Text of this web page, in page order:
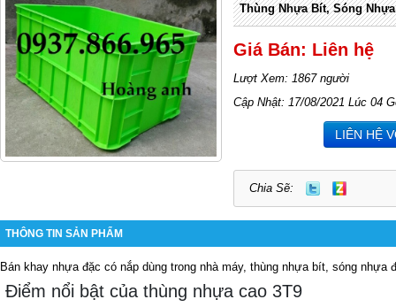
Thùng Nhựa Bít, Sóng
Giá Bán: Liên hệ
Lượt Xem: 1867 người
Cập Nhật: 17/08/2021 Lúc 04
LIÊN HỆ
Chia Sẽ:
THÔNG TIN SẢN PHẨM
Bán khay nhựa đặc có nắp dùng trong nhà máy, thùng nhựa bít, sóng nhựa
Điểm nổi bật của thùng nhựa cao 3T9